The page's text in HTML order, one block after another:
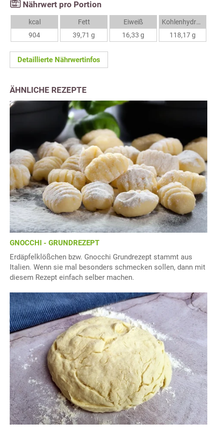
Nährwert pro Portion
kcal
904
Fett
39,71 g
Eiweiß
16,33 g
Kohlenhydrate
118,17 g
Detaillierte Nährwertinfos
ÄHNLICHE REZEPTE
GNOCCHI - GRUNDREZEPT
Erdäpfelklößchen bzw. Gnocchi Grundrezept stammt aus
Italien. Wenn sie mal besonders schmecken sollen, dann mit
diesem Rezept einfach selber machen.